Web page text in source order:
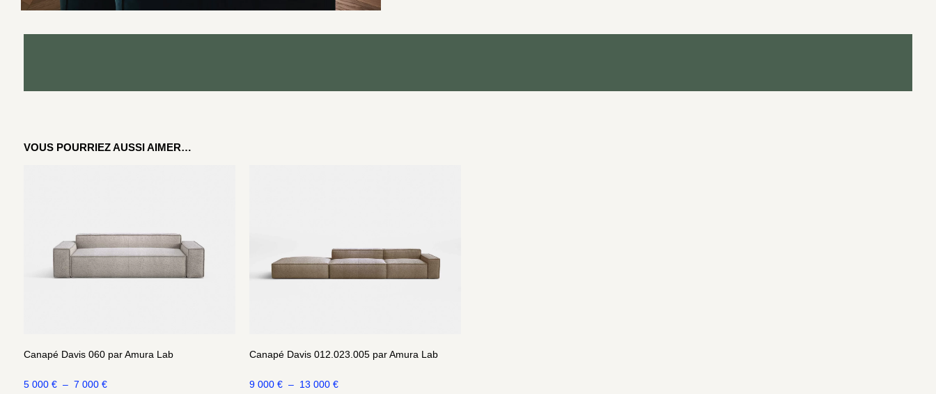
VOUS POURRIEZ AUSSI AIMER…
Canapé Davis 060 par Amura Lab
5 000 € – 7 000 €
Canapé Davis 012.023.005 par Amura Lab
9 000 € – 13 000 €